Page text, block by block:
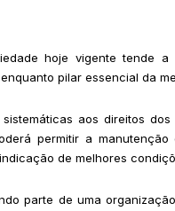
hoje vigente tende a
pilar essencial da
aos direitos dos
permitir a manutenção
de melhores
parte de uma